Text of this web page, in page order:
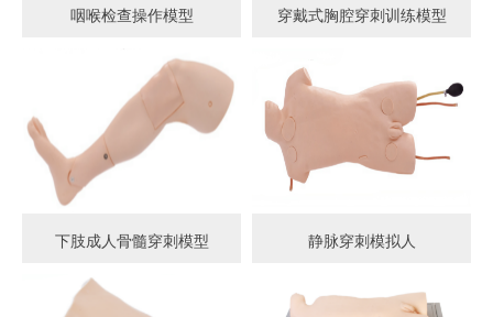
咽喉检查操作模型 穿戴式胸腔穿刺训练模型
下肢成人骨髓穿刺模型 静脉穿刺模拟人